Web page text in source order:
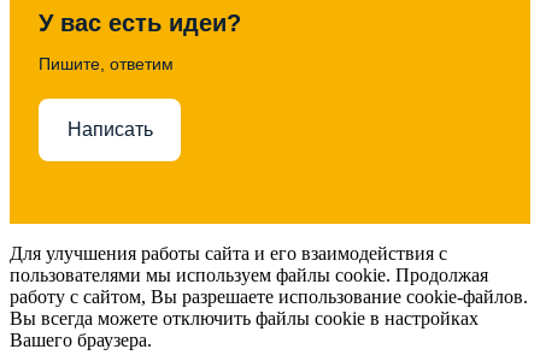
У вас есть идеи?
Пишите, ответим
Написать
Для улучшения работы сайта и его взаимодействия с
пользователями мы используем файлы cookie. Продолжая
работу с сайтом, Вы разрешаете использование cookie-файлов.
Вы всегда можете отключить файлы cookie в настройках
Вашего браузера.